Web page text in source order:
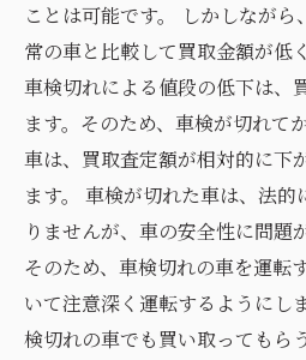
ことは可能です。 しかしなが
常の車と比較して買取金額が低
車検切れによる値段の低下は、
ます。そのため、車検が切れて
車は、買取査定額が相対的に下
ます。 車検が切れた車は、法
りませんが、車の安全性に問題
そのため、車検切れの車を運転
いて注意深く運転するようにし
検切れの車でも買い取ってもら